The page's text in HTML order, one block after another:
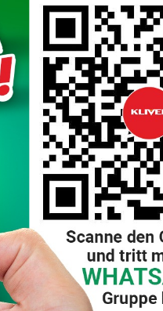
Datenschutzbestimmungen
Nutzungsbedingungen
Cookiespolitik
Impressum